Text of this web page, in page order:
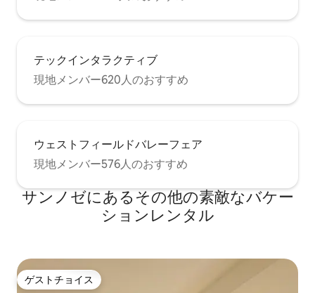
テックインタラクティブ
現地メンバー620人のおすすめ
ウェストフィールドバレーフェア
現地メンバー576人のおすすめ
サンノゼにあるその他の素敵なバケー
ションレンタル
ゲストチョイス
ゲストチョイス